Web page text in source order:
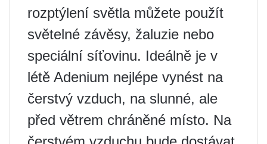
rozptýlení světla můžete použít
světelné závěsy, žaluzie nebo
speciální síťovinu. Ideálně je v
létě Adenium nejlépe vynést na
čerstvý vzduch, na slunné, ale
před větrem chráněné místo. Na